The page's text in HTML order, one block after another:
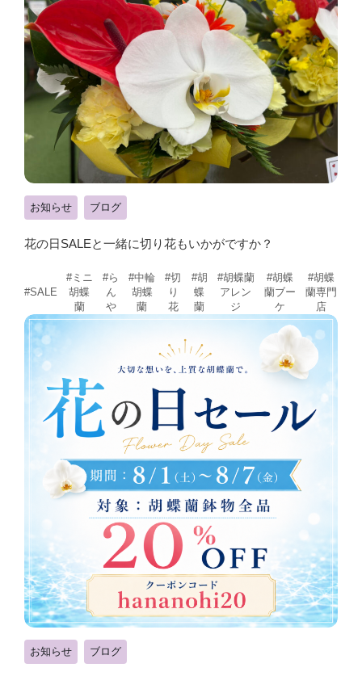
お知らせ ブログ
花の日SALEと一緒に切り花もいかがですか？
#SALE
#ミニ
胡蝶
蘭
#ら
ん
や
#中輪
胡蝶
蘭
#切
り
花
#胡
蝶
蘭
#胡蝶蘭
アレン
ジ
#胡蝶
蘭ブー
ケ
#胡蝶
蘭専門
店
お知らせ ブログ